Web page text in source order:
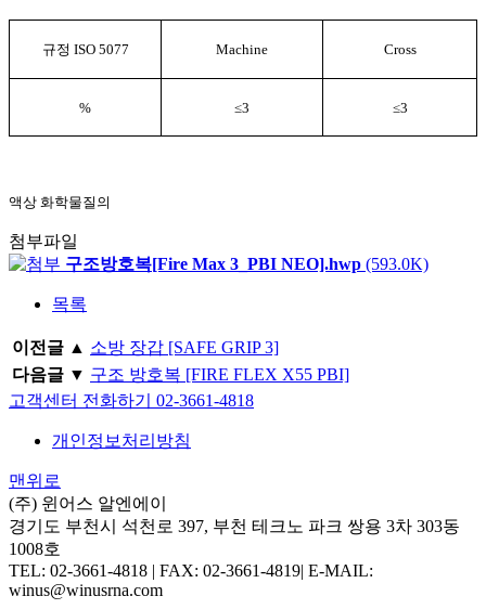
규정 ISO 5077 Machine Cross
% ≤3 ≤3
액상 화학물질의
첨부파일
구조방호복[Fire Max 3_PBI NEO].hwp (593.0K)
목록
이전글 ▲ 소방 장갑 [SAFE GRIP 3]
다음글 ▼ 구조 방호복 [FIRE FLEX X55 PBI]
고객센터 전화하기 02-3661-4818
개인정보처리방침
맨위로
(주) 윈어스 알엔에이
경기도 부천시 석천로 397, 부천 테크노 파크 쌍용 3차 303동
1008호
TEL: 02-3661-4818 | FAX: 02-3661-4819| E-MAIL:
winus@winusrna.com